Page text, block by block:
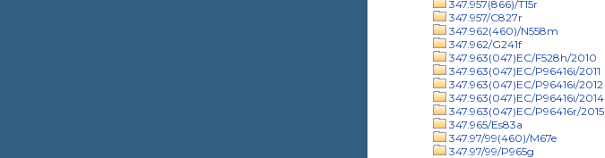
347.957(866)/T15r
347.957/C827r
347.962(460)/N558m
347.962/G241f
347.963(047)EC/F528h/2010
347.963(047)EC/P96416i/2011
347.963(047)EC/P96416i/2012
347.963(047)EC/P96416i/2014
347.963(047)EC/P96416r/2015
347.965/Es83a
347.97/99(460)/M67e
347.97/99/P965g